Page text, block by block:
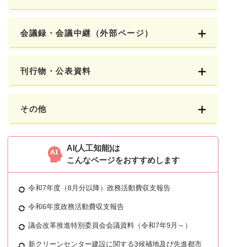
会議録・会議中継（外部ページ）
刊行物・公表資料
その他
AI(人工知能)は
こんなページをおすすめします
令和7年度（8月分以降）政務活動費収支報告
令和6年度政務活動費収支報告
議会改革推進特別委員会会議資料（令和7年9月～）
新クリーンセンター建設に関する3候補地及び先進都市